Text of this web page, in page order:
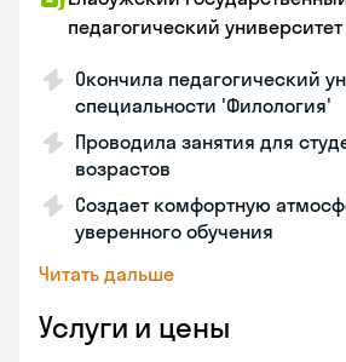
педагогический университет
Окончила педагогический
специальности 'Филология'
Проводила занятия для
возрастов
Создает комфортную
уверенного обучения
Читать дальше
Услуги и цены